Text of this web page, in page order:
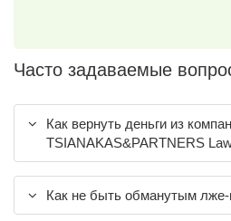
Часто задаваемые
Как вернуть деньги из
TSIANAKAS&PARTNERS
Как не быть обманутым